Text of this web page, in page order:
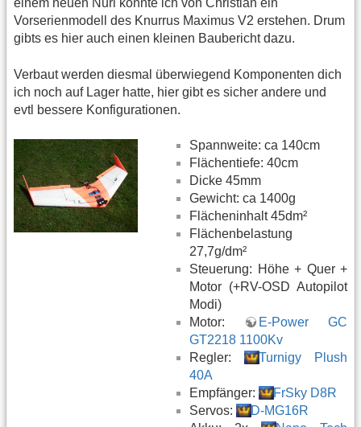
einem neuen Nuri konnte ich von Christian ein
Vorserienmodell des Knurrus Maximus V2 erstehen. Drum
gibts es hier auch einen kleinen Baubericht dazu.
Verbaut werden diesmal überwiegend Komponenten dich
ich noch auf Lager hatte, hier gibt es sicher andere und
evtl bessere Konfigurationen.
Spannweite: ca 140cm
Flächentiefe: 40cm
Dicke 45mm
Gewicht: ca 1400g
Flächeninhalt 45dm²
Flächenbelastung
27,7g/dm²
Steuerung: Höhe + Quer +
Motor (+RV-OSD Autopilot
Modi)
Motor:
E-Power GC
GT2218 1100Kv
Regler:
Turnigy Plush
40A
Empfänger:
FrSky D8R
Servos:
D-MG16R